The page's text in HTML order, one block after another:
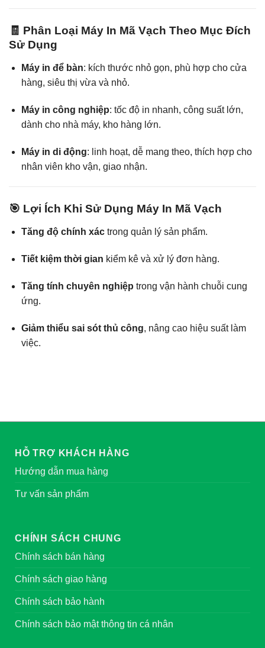
🧾 Phân Loại Máy In Mã Vạch Theo Mục Đích
Sử Dụng
Máy in để bàn: kích thước nhỏ gọn, phù hợp cho cửa
hàng, siêu thị vừa và nhỏ.
Máy in công nghiệp: tốc độ in nhanh, công suất lớn,
dành cho nhà máy, kho hàng lớn.
Máy in di động: linh hoạt, dễ mang theo, thích hợp cho
nhân viên kho vận, giao nhận.
🎯 Lợi Ích Khi Sử Dụng Máy In Mã Vạch
Tăng độ chính xáctrong quản lý sản phẩm.
Tiết kiệm thời gian kiểm kê và xử lý đơn hàng.
Tăng tính chuyên nghiệp trong vận hành chuỗi cung
ứng.
Giảm thiểu sai sót thủ công, nâng cao hiệu suất làm
việc.
HỖ TRỢ KHÁCH HÀNG
Hướng dẫn mua hàng
Tư vấn sản phẩm
CHÍNH SÁCH CHUNG
Chính sách bán hàng
Chính sách giao hàng
Chính sách bảo hành
Chính sách bảo mật thông tin cá nhân